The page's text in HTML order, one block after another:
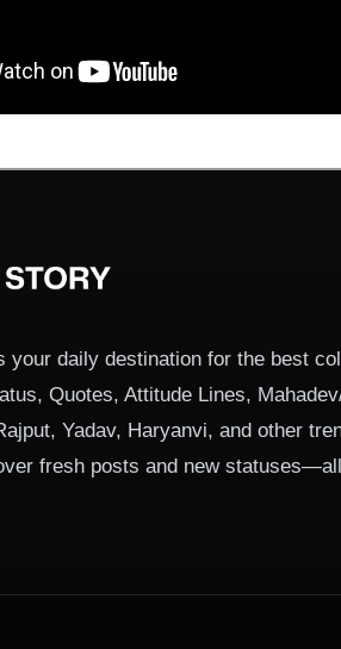
your daily destination for the best
Quotes, Attitude Lines,
Yadav, Haryanvi, and other
fresh posts and new